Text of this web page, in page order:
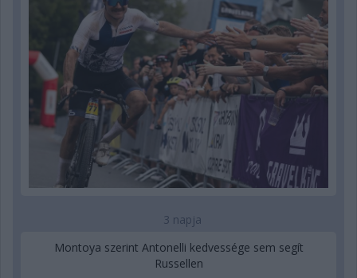
3 napja
Montoya szerint Antonelli kedvessége sem segít
Russellen